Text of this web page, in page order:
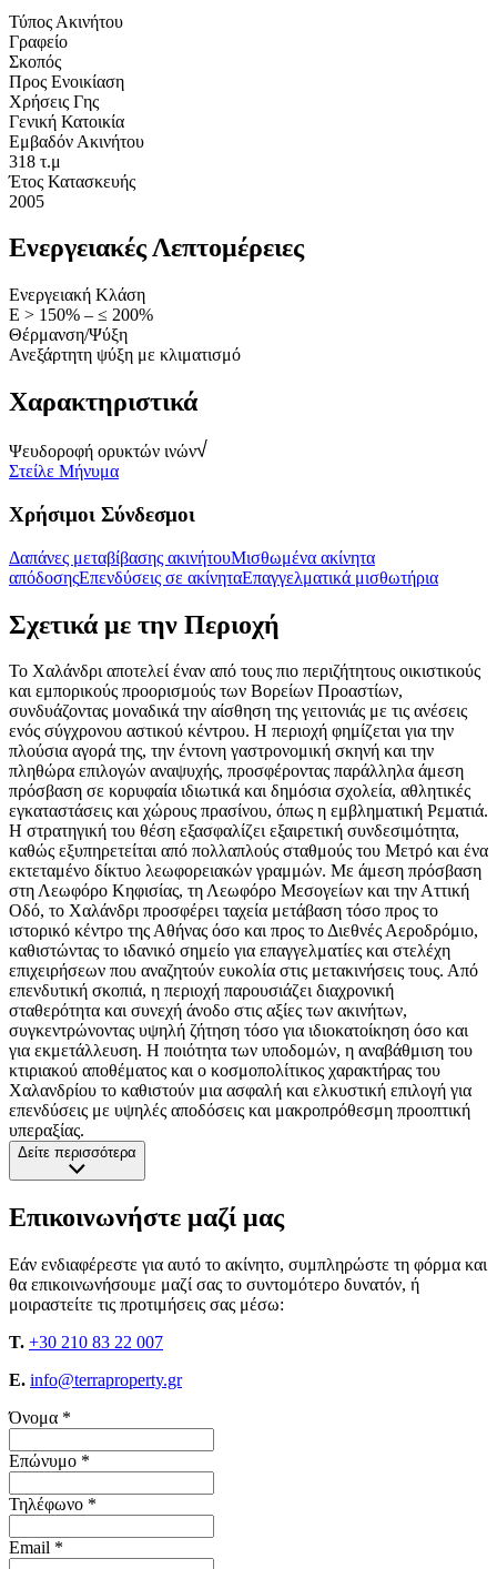
Τύπος Ακινήτου
Γραφείο
Σκοπός
Προς Ενοικίαση
Χρήσεις Γης
Γενική Κατοικία
Εμβαδόν Ακινήτου
318 τ.μ
Έτος Κατασκευής
2005
Ενεργειακές Λεπτομέρειες
Ενεργειακή Κλάση
Ε > 150% – ≤ 200%
Θέρμανση/Ψύξη
Ανεξάρτητη ψύξη με κλιματισμό
Χαρακτηριστικά
Ψευδοροφή ορυκτών ινών
Στείλε Μήνυμα
Χρήσιμοι Σύνδεσμοι
Δαπάνες μεταβίβασης ακινήτουΜισθωμένα ακίνητα
απόδοσηςΕπενδύσεις σε ακίνηταΕπαγγελματικά μισθωτήρια
Σχετικά με την Περιοχή
Το Χαλάνδρι αποτελεί έναν από τους πιο περιζήτητους οικιστικούς
και εμπορικούς προορισμούς των Βορείων Προαστίων,
συνδυάζοντας μοναδικά την αίσθηση της γειτονιάς με τις ανέσεις
ενός σύγχρονου αστικού κέντρου. Η περιοχή φημίζεται για την
πλούσια αγορά της, την έντονη γαστρονομική σκηνή και την
πληθώρα επιλογών αναψυχής, προσφέροντας παράλληλα άμεση
πρόσβαση σε κορυφαία ιδιωτικά και δημόσια σχολεία, αθλητικές
εγκαταστάσεις και χώρους πρασίνου, όπως η εμβληματική Ρεματιά.
Η στρατηγική του θέση εξασφαλίζει εξαιρετική συνδεσιμότητα,
καθώς εξυπηρετείται από πολλαπλούς σταθμούς του Μετρό και ένα
εκτεταμένο δίκτυο λεωφορειακών γραμμών. Με άμεση πρόσβαση
στη Λεωφόρο Κηφισίας, τη Λεωφόρο Μεσογείων και την Αττική
Οδό, το Χαλάνδρι προσφέρει ταχεία μετάβαση τόσο προς το
ιστορικό κέντρο της Αθήνας όσο και προς το Διεθνές Αεροδρόμιο,
καθιστώντας το ιδανικό σημείο για επαγγελματίες και στελέχη
επιχειρήσεων που αναζητούν ευκολία στις μετακινήσεις τους. Από
επενδυτική σκοπιά, η περιοχή παρουσιάζει διαχρονική
σταθερότητα και συνεχή άνοδο στις αξίες των ακινήτων,
συγκεντρώνοντας υψηλή ζήτηση τόσο για ιδιοκατοίκηση όσο και
για εκμετάλλευση. Η ποιότητα των υποδομών, η αναβάθμιση του
κτιριακού αποθέματος και ο κοσμοπολίτικος χαρακτήρας του
Χαλανδρίου το καθιστούν μια ασφαλή και ελκυστική επιλογή για
επενδύσεις με υψηλές αποδόσεις και μακροπρόθεσμη προοπτική
υπεραξίας.
Δείτε περισσότερα
Επικοινωνήστε μαζί μας
Εάν ενδιαφέρεστε για αυτό το ακίνητο, συμπληρώστε τη φόρμα και
θα επικοινωνήσουμε μαζί σας το συντομότερο δυνατόν, ή
μοιραστείτε τις προτιμήσεις σας μέσω:
T. +30 210 83 22 007
E. info@terraproperty.gr
Όνομα *
Επώνυμο *
Τηλέφωνο *
Email *